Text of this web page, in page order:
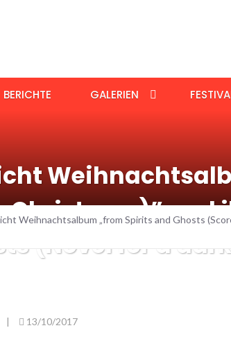
BERICHTE GALERIEN
Christmas)” und
(Novel for a
Weihnachtsalbum „from Spirits and Ghosts
| 13/10/2017